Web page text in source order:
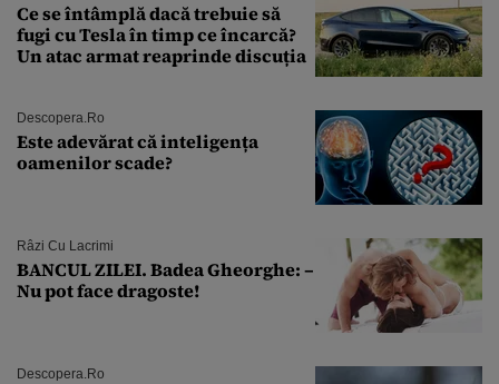
Ce se întâmplă dacă trebuie să
fugi cu Tesla în timp ce încarcă?
Un atac armat reaprinde discuția
Descopera.ro
Este adevărat că inteligența
oamenilor scade?
Râzi Cu Lacrimi
BANCUL ZILEI. Badea Gheorghe: –
Nu pot face dragoste!
Descopera.ro